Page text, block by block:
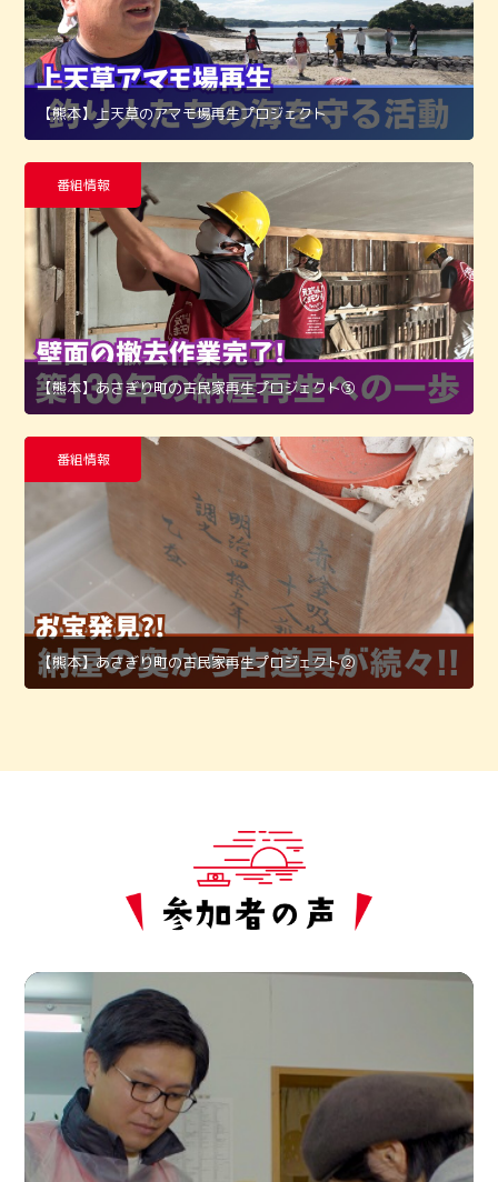
【熊本】上天草のアマモ場再生プロジェクト
番組情報
【熊本】あさぎり町の古民家再生プロジェクト➂
番組情報
【熊本】あさぎり町の古民家再生プロジェクト②